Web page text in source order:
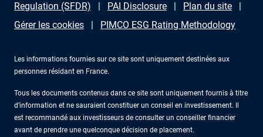
Regulation (SFDR)
PAI Disclosure
Plan du site
Gérer les cookies
PIMCO ESG Rating Methodology
Les informations fournies sur ce site sont uniquement destinées aux
personnes résidant en France.
Tous les documents contenus dans ce site sont uniquement fournis à titre
d’information et ne sauraient constituer un conseil en investissement. Il
est recommandé aux investisseurs de consulter un conseiller financier
avant de prendre une quelconque décision de placement.